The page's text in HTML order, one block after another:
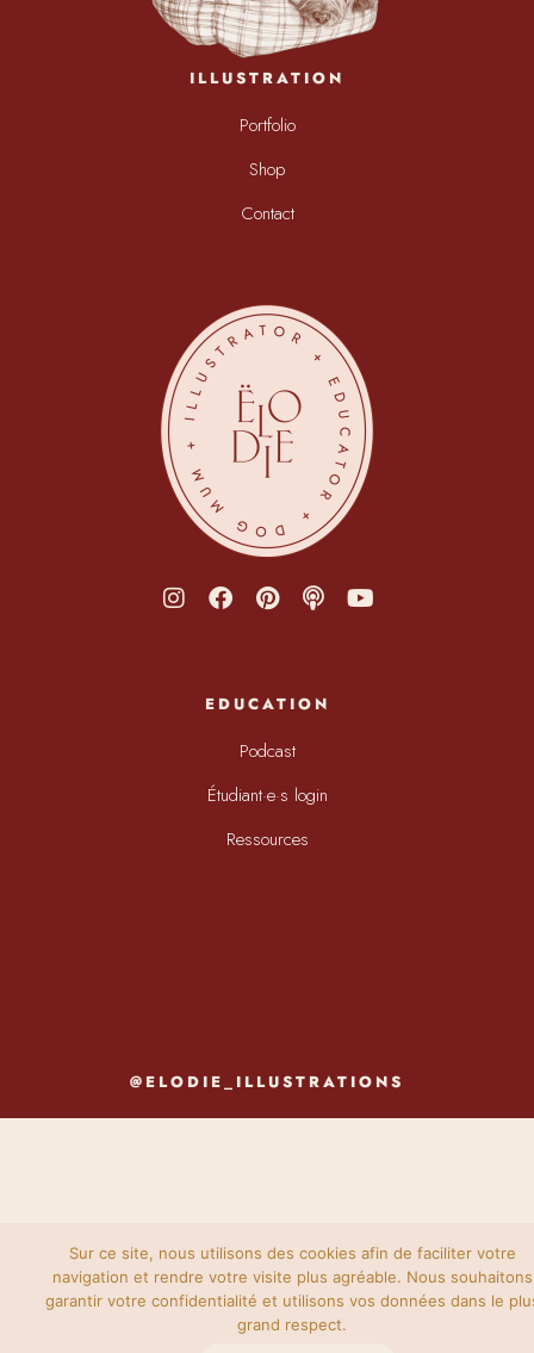
ILLUSTRATION
Portfolio
Shop
Contact
EDUCATION
Podcast
Étudiant·e·s login
Ressources
@ELODIE_ILLUSTRATIONS
Sur ce site, nous utilisons des cookies afin de faciliter votre
navigation et rendre votre visite plus agréable. Nous souhaitons
garantir votre confidentialité et utilisons vos données dans le
grand respect.